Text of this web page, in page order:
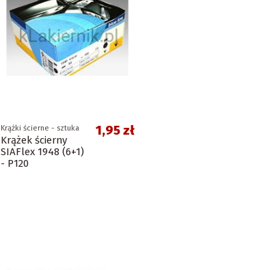
Krążki ścierne - sztuka
Krążek ścierny
SIAFlex 1948 (6+1)
- P120
1,95 zł